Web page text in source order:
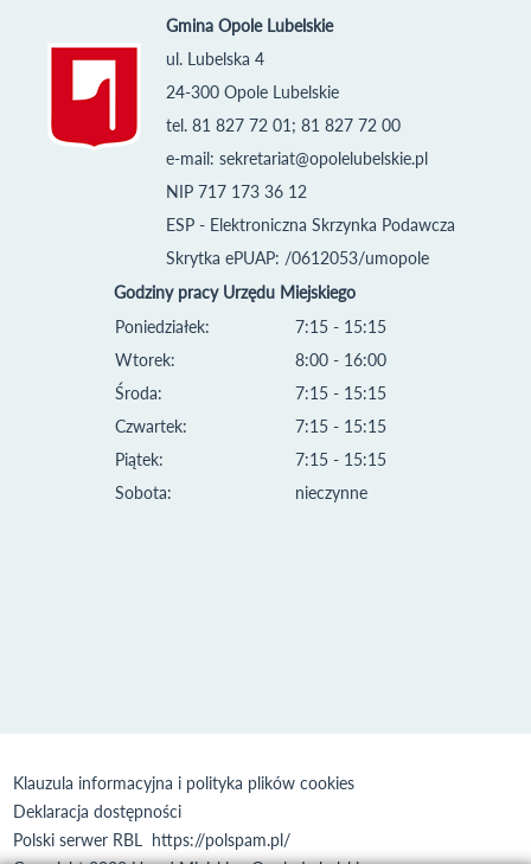
Gmina Opole Lubelskie
ul. Lubelska 4
24-300 Opole Lubelskie
tel. 81 827 72 01; 81 827 72 00
e-mail: sekretariat@opolelubelskie.pl
NIP 717 173 36 12
ESP - Elektroniczna Skrzynka Podawcza
Skrytka ePUAP: /0612053/umopole
Godziny pracy Urzędu Miejskiego
Poniedziałek:
Wtorek:
Środa:
Czwartek:
Piątek:
Sobota:
7:15 - 15:15
8:00 - 16:00
7:15 - 15:15
7:15 - 15:15
7:15 - 15:15
nieczynne
Klauzula informacyjna i polityka plików cookies
Deklaracja dostępności
Polski serwer RBL https://polspam.pl/